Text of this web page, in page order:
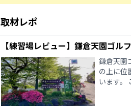
取材レポ
【練習場レビュー】鎌倉天園ゴル
鎌倉天園
の上に位
います。